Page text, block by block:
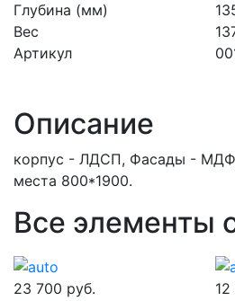
Глубина (мм)
Вес
Артикул
Описание
корпус - ЛДСП, Фасады - МДФ,
места 800*1900.
Все элементы
23 700 руб.